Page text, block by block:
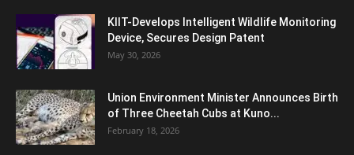
KIIT-Develops Intelligent Wildlife Monitoring
Device, Secures Design Patent
May 30, 2026
Union Environment Minister Announces Birth
of Three Cheetah Cubs at Kuno...
February 18, 2026